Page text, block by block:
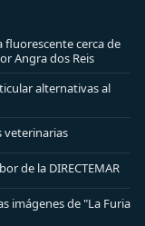
fluorescente cerca de
Angra dos Reis
alternativas al
veterinarias
de la DIRECTEMAR
imágenes de "La Furia